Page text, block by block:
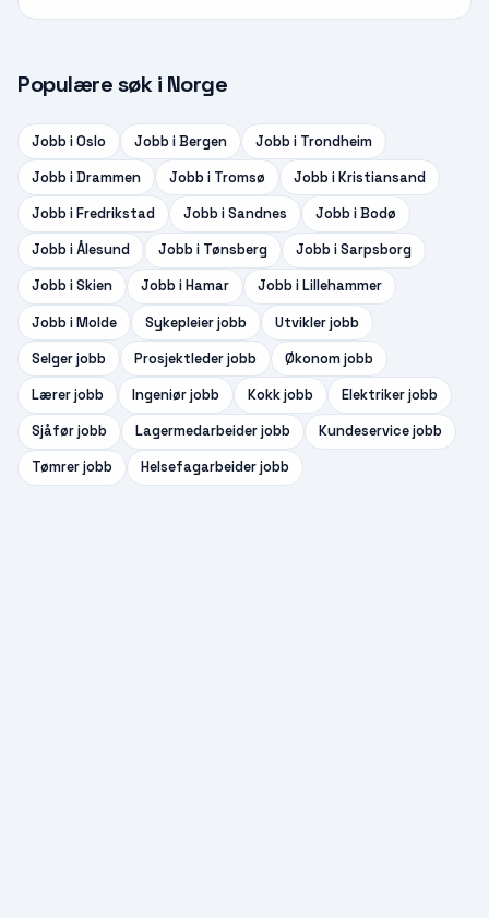
Populære søk i Norge
Jobb iOslo Jobb iBergen Jobb i Trondheim
Jobb iDrammen Jobb i Tromsø Jobb iKristiansand
Jobb iFredrikstad Jobb iSandnes Jobb iBodø
Jobb iÅlesund Jobb i Tønsberg Jobb iSarpsborg
Jobb iSkien Jobb iHamar Jobb iLillehammer
Jobb iMolde Sykepleierjobb Utviklerjobb
Selgerjobb Prosjektlederjobb Økonomjobb
Lærerjobb Ingeniørjobb Kokkjobb Elektrikerjobb
Sjåførjobb Lagermedarbeiderjobb Kundeservicejobb
Tømrerjobb Helsefagarbeiderjobb